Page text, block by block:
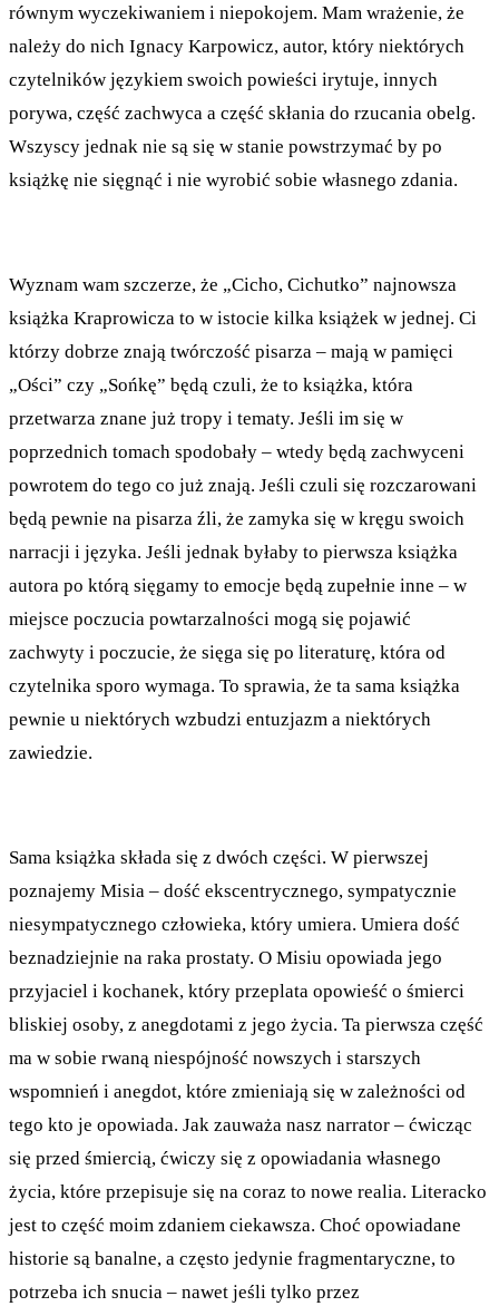
równym wyczekiwaniem i niepokojem. Mam wrażenie, że
należy do nich Ignacy Karpowicz, autor, który niektórych
czytelników językiem swoich powieści irytuje, innych
porywa, część zachwyca a część skłania do rzucania obelg.
Wszyscy jednak nie są się w stanie powstrzymać by po
książkę nie sięgnąć i nie wyrobić sobie własnego zdania.
Wyznam wam szczerze, że „Cicho, Cichutko” najnowsza
książka Kraprowicza to w istocie kilka książek w jednej. Ci
którzy dobrze znają twórczość pisarza – mają w pamięci
„Ości” czy „Sońkę” będą czuli, że to książka, która
przetwarza znane już tropy i tematy. Jeśli im się w
poprzednich tomach spodobały – wtedy będą zachwyceni
powrotem do tego co już znają. Jeśli czuli się rozczarowani
będą pewnie na pisarza źli, że zamyka się w kręgu swoich
narracji i języka. Jeśli jednak byłaby to pierwsza książka
autora po którą sięgamy to emocje będą zupełnie inne – w
miejsce poczucia powtarzalności mogą się pojawić
zachwyty i poczucie, że sięga się po literaturę, która od
czytelnika sporo wymaga. To sprawia, że ta sama książka
pewnie u niektórych wzbudzi entuzjazm a niektórych
zawiedzie.
Sama książka składa się z dwóch części. W pierwszej
poznajemy Misia – dość ekscentrycznego, sympatycznie
niesympatycznego człowieka, który umiera. Umiera dość
beznadziejnie na raka prostaty. O Misiu opowiada jego
przyjaciel i kochanek, który przeplata opowieść o śmierci
bliskiej osoby, z anegdotami z jego życia. Ta pierwsza część
ma w sobie rwaną niespójność nowszych i starszych
wspomnień i anegdot, które zmieniają się w zależności od
tego kto je opowiada. Jak zauważa nasz narrator – ćwicząc
się przed śmiercią, ćwiczy się z opowiadania własnego
życia, które przepisuje się na coraz to nowe realia. Literacko
jest to część moim zdaniem ciekawsza. Choć opowiadane
historie są banalne, a często jedynie fragmentaryczne, to
potrzeba ich snucia – nawet jeśli tylko przez